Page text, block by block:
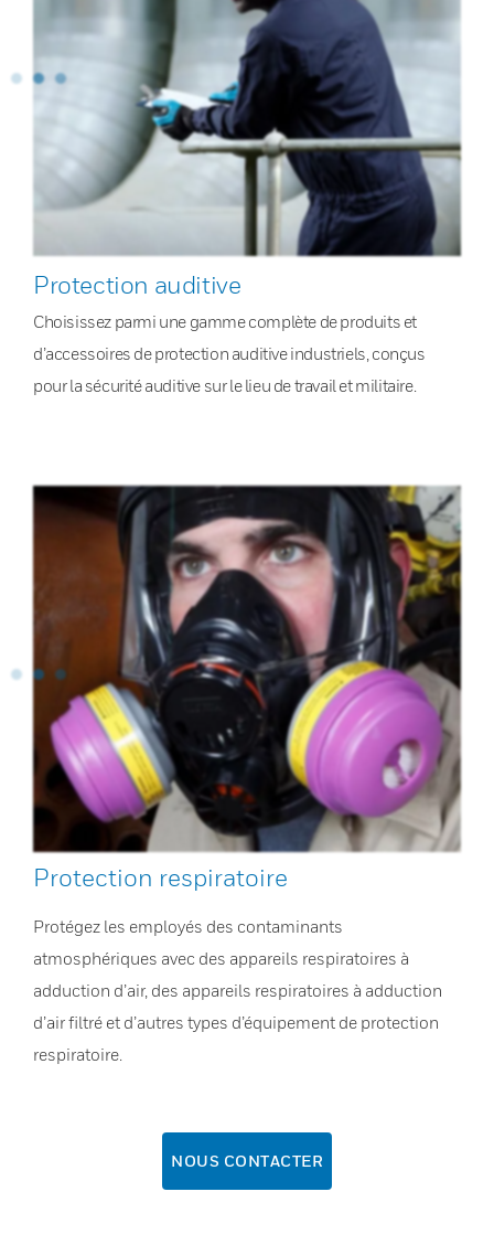
Protection auditive
Choisissez parmi une gamme complète de produits et
d’accessoires de protection auditive industriels, conçus
pour la sécurité auditive sur le lieu de travail et militaire.
Protection respiratoire
Protégez les employés des contaminants
atmosphériques avec des appareils respiratoires à
adduction d’air, des appareils respiratoires à adduction
d’air filtré et d’autres types d’équipement de protection
respiratoire.
NOUS CONTACTER